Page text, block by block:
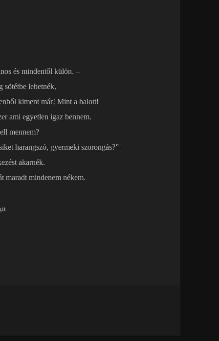
és mindentől külön. –
sötétbe lehetnék,
kiment már! Mint a halott!
ami egyetlen igaz bennem.
mennem?
harangszó, gyermeki szorongás?”
akarnék.
maradt mindenem nékem.